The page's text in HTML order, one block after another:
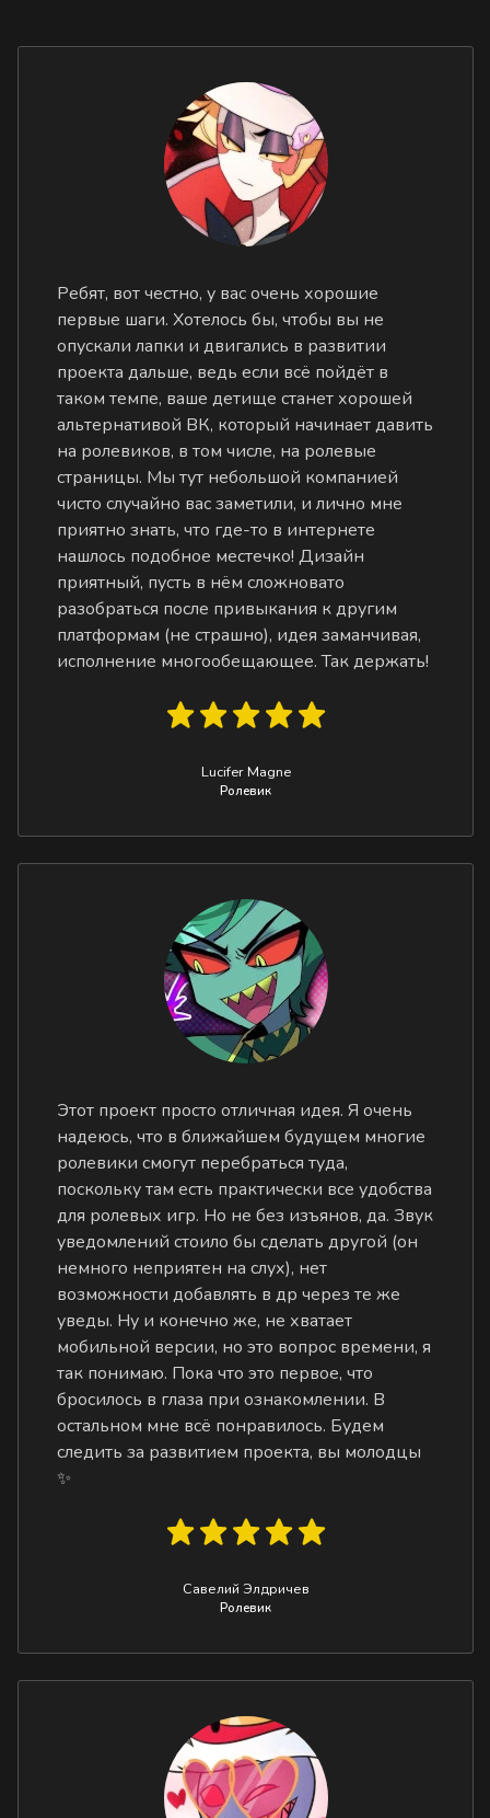
Ребят, вот честно, у вас очень хорошие
первые шаги. Хотелось бы, чтобы вы не
опускали лапки и двигались в развитии
проекта дальше, ведь если всё пойдёт в
таком темпе, ваше детище станет хорошей
альтернативой ВК, который начинает давить
на ролевиков, в том числе, на ролевые
страницы. Мы тут небольшой компанией
чисто случайно вас заметили, и лично мне
приятно знать, что где-то в интернете
нашлось подобное местечко! Дизайн
приятный, пусть в нём сложновато
разобраться после привыкания к другим
платформам (не страшно), идея заманчивая,
исполнение многообещающее. Так держать!
Lucifer Magne
Ролевик
Этот проект просто отличная идея. Я очень
надеюсь, что в ближайшем будущем многие
ролевики смогут перебраться туда,
поскольку там есть практически все удобства
для ролевых игр. Но не без изъянов, да. Звук
уведомлений стоило бы сделать другой (он
немного неприятен на слух), нет
возможности добавлять в др через те же
уведы. Ну и конечно же, не хватает
мобильной версии, но это вопрос времени, я
так понимаю. Пока что это первое, что
бросилось в глаза при ознакомлении. В
остальном мне всё понравилось. Будем
следить за развитием проекта, вы молодцы
✨
Савелий Элдричев
Ролевик